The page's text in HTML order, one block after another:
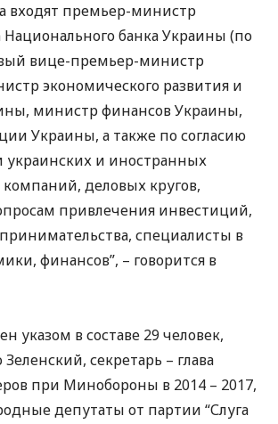
входят премьер-министр
Национального банка Украины (по
вице-премьер-министр
экономического развития и
министр финансов Украины,
Украины, а также по согласию
украинских и иностранных
деловых кругов,
привлечения инвестиций,
специалисты в
финансов”, – говорится в
указом в составе 29 человек,
Зеленский, секретарь – глава
при Минобороны в 2014 – 2017,
депутаты от партии “Слуга